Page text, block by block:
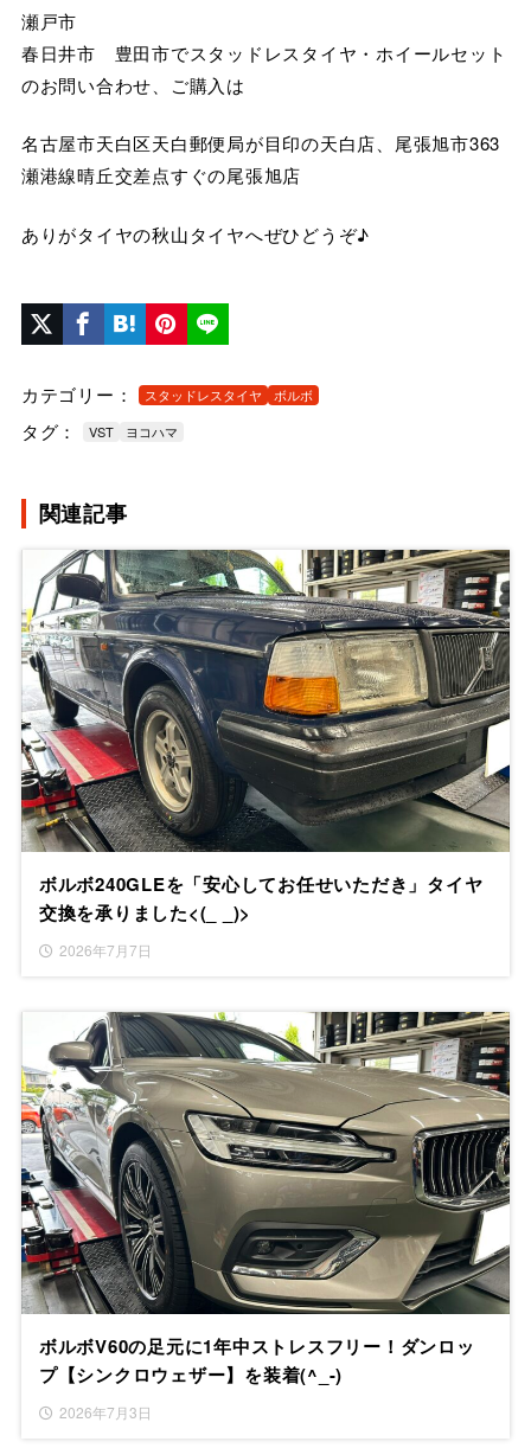
瀬戸市
春日井市 豊田市でスタッドレスタイヤ・ホイールセット
のお問い合わせ、ご購入は
名古屋市天白区天白郵便局が目印の天白店、尾張旭市363
瀬港線晴丘交差点すぐの尾張旭店
ありがタイヤの秋山タイヤへぜひどうぞ♪
カテゴリー： スタッドレスタイヤ ボルボ
タグ： VST ヨコハマ
関連記事
ボルボ240GLEを「安心してお任せいただき」タイヤ
交換を承りました<(_ _)>
2026年7月7日
ボルボV60の足元に1年中ストレスフリー！ダンロッ
プ【シンクロウェザー】を装着(^_-)
2026年7月3日